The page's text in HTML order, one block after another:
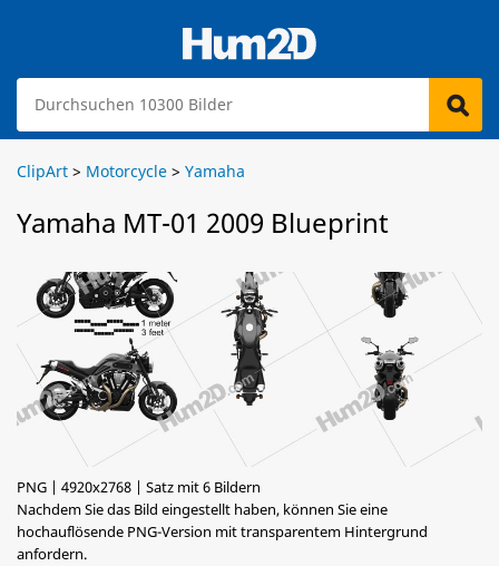
ClipArt > Motorcycle > Yamaha
Yamaha MT-01 2009 Blueprint
PNG | 4920x2768 | Satz mit 6 Bildern
Nachdem Sie das Bild eingestellt haben, können Sie eine
hochauflösende PNG-Version mit transparentem Hintergrund
anfordern.